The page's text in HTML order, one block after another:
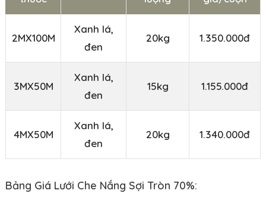
2MX100M
Xanh lá,
đen
20kg 1.350.000đ
3MX50M
Xanh lá,
đen
15kg 1.155.000đ
4MX50M
Xanh lá,
đen
20kg 1.340.000đ
Bảng Giá Lưới Che Nắng Sợi Tròn 70%: